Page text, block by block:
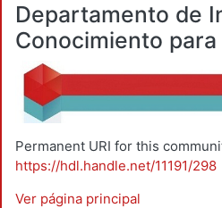
Departamento de
Conocimiento
Permanent URI for this
https://hdl.handle.net/11191/298
Ver página principal